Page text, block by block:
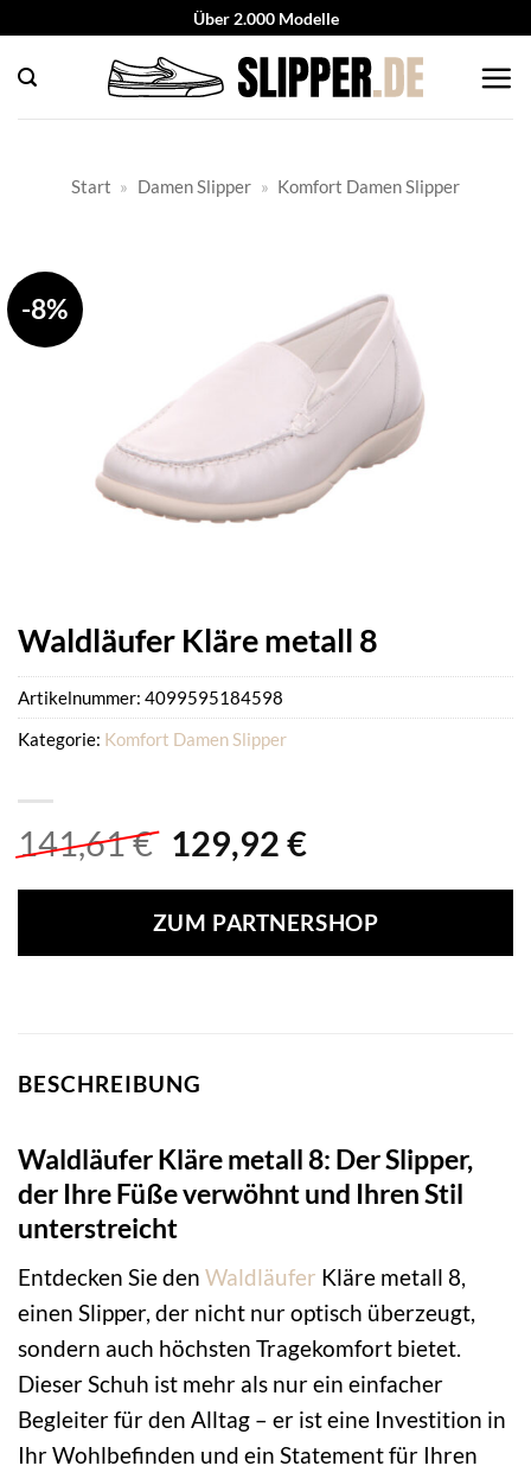
springen
Über 2.000 Modelle
Start » Damen Slipper » Komfort Damen Slipper
-8%
Waldläufer Kläre metall 8
141,61€ Ursprünglicher
Preis
war:
141,61 €
129,92 €Aktueller
ist:
129,92 €.
ZUM PARTNERSHOP
Artikelnummer: 4099595184598
Kategorie: Komfort Damen Slipper
BESCHREIBUNG
Waldläufer Kläre metall 8: Der Slipper,
der Ihre Füße verwöhnt und Ihren Stil
unterstreicht
Entdecken Sie den Waldläufer Kläre metall 8,
einen Slipper, der nicht nur optisch überzeugt,
sondern auch höchsten Tragekomfort bietet.
Dieser Schuh ist mehr als nur ein einfacher
Begleiter für den Alltag – er ist eine Investition in
Ihr Wohlbefinden und ein Statement für Ihren